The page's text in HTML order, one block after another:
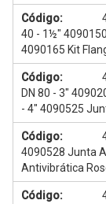
Código:
40 - 1½"
4090165 Kit
Código:
DN 80 - 3"
- 4" 4090525
Código:
4090528 Junta
Antivibrática
Código: